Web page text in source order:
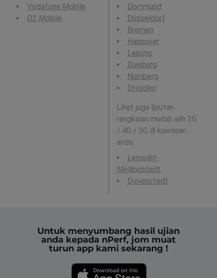
Vodafone Mobile
O2 Mobile
Dortmund
Düsseldorf
Bremen
Hannover
Leipzig
Duisburg
Nürnberg
Dresden
Lihat juga liputan
rangkaian mudah alih 3G
/ 4G / 5G di kawasan
anda:
Lemsahl-
Mellingstedt
Duvenstedt
Untuk menyumbang hasil ujian
anda kepada nPerf, jom muat
turun app kami sekarang !